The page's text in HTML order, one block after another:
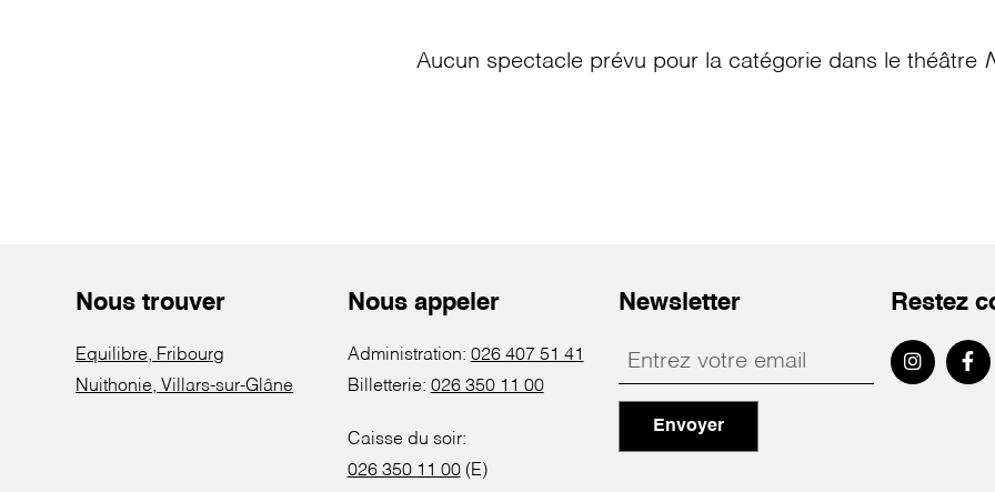
Aucun spectacle prévu pour la catégorie dans le théâtre
Nous trouver
Equilibre, Fribourg
Nuithonie, Villars-sur-Glâne
Nous appeler
Administration: 026 407 51 41
Billetterie: 026 350 11 00
Caisse du soir:
026 350 11 00(E)
Newsletter
Envoyer
Restez